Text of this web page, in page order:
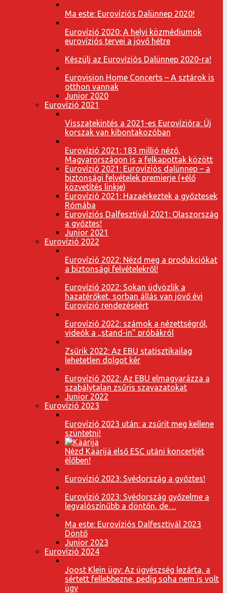
Ma este: Eurovíziós Dalünnep 2020!
Eurovízió 2020: A helyi közmédiumok
eurovíziós tervei a jövő hétre
Készülj az Eurovíziós Dalünnep 2020-ra!
Eurovision Home Concerts – A sztárok is
otthon vannak
Junior 2020
Eurovízió 2021
Visszatekintés a 2021-es Eurovízióra: Új
korszak van kibontakozóban
Eurovízió 2021: 183 millió néző,
Magyarországon is a felkapottak között
Eurovízió 2021: Eurovíziós dalünnep – a
biztonsági felvételek premierje (+élő
közvetítés linkje)
Eurovízió 2021: Hazaérkeztek a győztesek
Rómába
Eurovíziós Dalfesztivál 2021: Olaszország
a győztes!
Junior 2021
Eurovízió 2022
Eurovízió 2022: Nézd meg a produkciókat
a biztonsági felvételekről!
Eurovízió 2022: Sokan üdvözlik a
hazatérőket, sorban állás van jövő évi
Eurovízió rendezéséért
Eurovízió 2022: számok a nézettségről,
videók a „stand-in” próbákról
Zsűrik 2022: Az EBU statisztikailag
lehetetlen dolgot kér
Eurovízió 2022: Az EBU elmagyarázza a
szabálytalan zsűris szavazatokat
Junior 2022
Eurovízió 2023
Eurovízió 2023 után: a zsűrit meg kellene
szüntetni!
Nézd Käärijä első ESC utáni koncertjét
élőben!
Eurovízió 2023: Svédország a győztes!
Eurovízió 2023: Svédország győzelme a
legvalószínűbb a döntőn, de…
Ma este: Eurovíziós Dalfesztivál 2023
Döntő
Junior 2023
Eurovízió 2024
Joost Klein ügy: Az ügyészség lezárta, a
sértett fellebbezne, pedig soha nem is volt
ügy